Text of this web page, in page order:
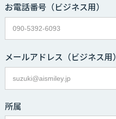
お電話番号 （ビジネス用）
メールアドレス （ビジネス用）
所属